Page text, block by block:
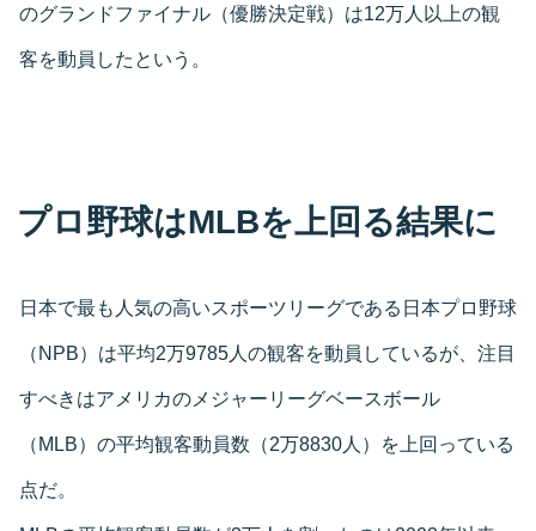
のグランドファイナル（優勝決定戦）は12万人以上の観
客を動員したという。
プロ野球はMLBを上回る結果に
日本で最も人気の高いスポーツリーグである日本プロ野球
（NPB）は平均2万9785人の観客を動員しているが、注目
すべきはアメリカのメジャーリーグベースボール
（MLB）の平均観客動員数（2万8830人）を上回っている
点だ。